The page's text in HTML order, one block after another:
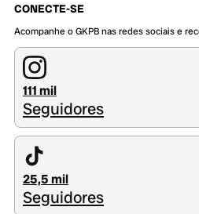
CONECTE-SE
Acompanhe o GKPB nas redes sociais e
111 mil
Seguidores
25,5 mil
Seguidores